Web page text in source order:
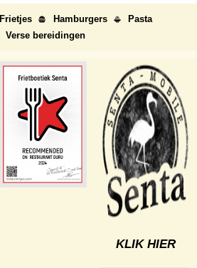
Frietjes Hamburgers
Pasta
Verse bereidingen
KLIK HIER